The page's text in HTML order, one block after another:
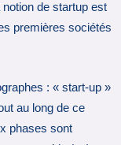
notion de startup est
premières sociétés
: « start-up »
au long de ce
phases sont